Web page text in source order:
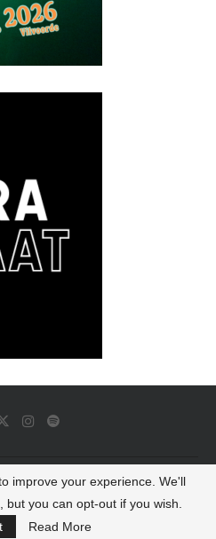
All Rights Reserved
TO TOP
improve your experience. We'll
you can opt-out if you wish.
Read More